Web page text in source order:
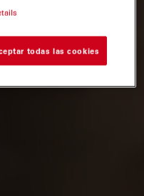
todas las cookies